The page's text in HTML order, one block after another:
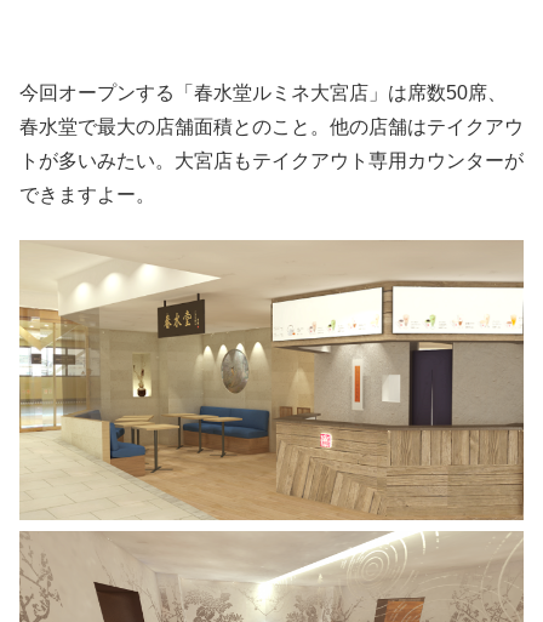
今回オープンする「春水堂ルミネ大宮店」は席数50席、
春水堂で最大の店舗面積とのこと。他の店舗はテイクアウ
トが多いみたい。大宮店もテイクアウト専用カウンターが
できますよー。